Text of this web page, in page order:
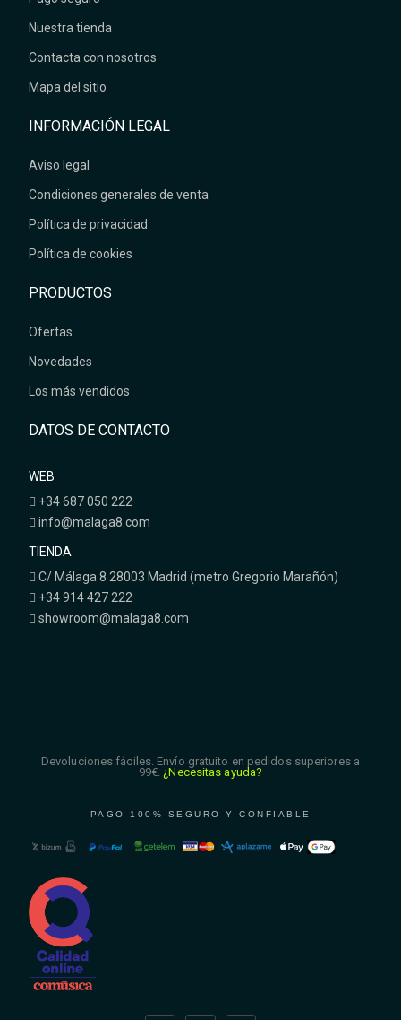
Nuestra tienda
Contacta con nosotros
Mapa del sitio
INFORMACIÓN LEGAL
Aviso legal
Condiciones generales de venta
Política de privacidad
Política de cookies
PRODUCTOS
Ofertas
Novedades
Los más vendidos
DATOS DE CONTACTO
WEB
+34 687 050 222
info@malaga8.com
TIENDA
C/ Málaga 8 28003 Madrid (metro Gregorio Marañón)
+34 914 427 222
showroom@malaga8.com
Devoluciones fáciles. Envío gratuito en pedidos superiores a
99€. ¿Necesitas ayuda?
PAGO 100% SEGURO Y CONFIABLE